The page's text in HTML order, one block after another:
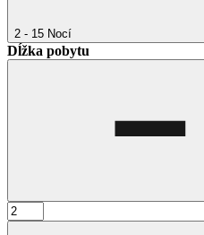
2 - 15 Nocí
Dĺžka pobytu